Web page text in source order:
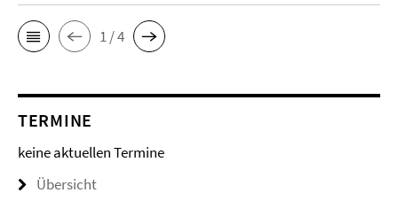
1 / 4
TERMINE
keine aktuellen Termine
Übersicht